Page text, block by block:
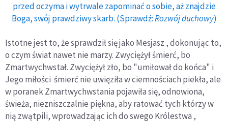
przed oczyma i wytrwale zapominać o sobie, aż znajdzie
Boga, swój prawdziwy skarb. (Sprawdź:Rozwój duchowy)
Istotne jest to, że sprawdził się jako Mesjasz , dokonując to,
o czym świat nawet nie marzy. Zwyciężył śmierć, bo
Zmartwychwstał. Zwyciężył zło, bo "umiłował do końca" i
Jego miłości śmierć nie uwięziła w ciemnościach piekła, ale
w poranek Zmartwychwstania pojawiła się, odnowiona,
świeża, niezniszczalnie piękna, aby ratować tych którzy w
nią zwątpili, wprowadzając ich do swego Królestwa ,